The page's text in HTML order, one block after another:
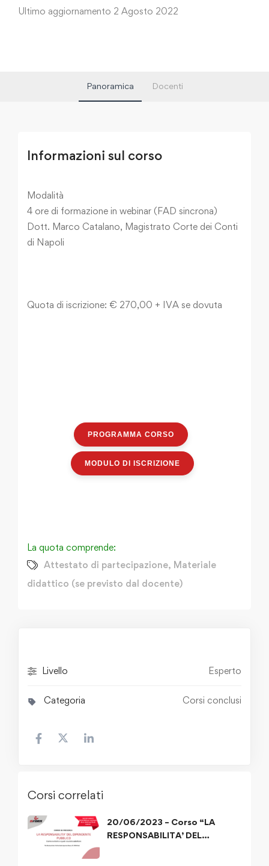
Ultimo aggiornamento 2 Agosto 2022
Panoramica Docenti
Informazioni sul corso
Modalità
4 ore di formazione in webinar (FAD sincrona)
Dott. Marco Catalano, Magistrato Corte dei Conti
di Napoli
Quota di iscrizione: € 270,00 + IVA se dovuta
PROGRAMMA CORSO
MODULO DI ISCRIZIONE
La quota comprende:
Attestato di partecipazione, Materiale
didattico (se previsto dal docente)
Livello Esperto
Categoria Corsi conclusi
Corsi correlati
20/06/2023 – Corso “LA
RESPONSABILITA’ DEL